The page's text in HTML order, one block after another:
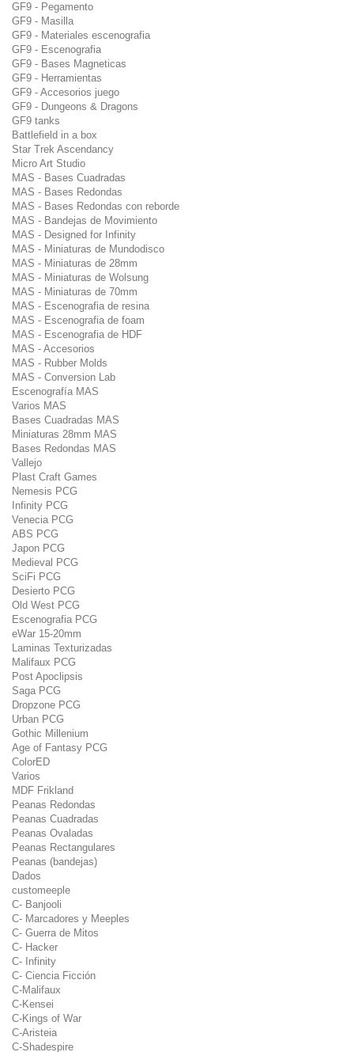
GF9 - Pegamento
GF9 - Masilla
GF9 - Materiales escenografia
GF9 - Escenografia
GF9 - Bases Magneticas
GF9 - Herramientas
GF9 - Accesorios juego
GF9 - Dungeons & Dragons
GF9 tanks
Battlefield in a box
Star Trek Ascendancy
Micro Art Studio
MAS - Bases Cuadradas
MAS - Bases Redondas
MAS - Bases Redondas con reborde
MAS - Bandejas de Movimiento
MAS - Designed for Infinity
MAS - Miniaturas de Mundodisco
MAS - Miniaturas de 28mm
MAS - Miniaturas de Wolsung
MAS - Miniaturas de 70mm
MAS - Escenografia de resina
MAS - Escenografia de foam
MAS - Escenografia de HDF
MAS - Accesorios
MAS - Rubber Molds
MAS - Conversion Lab
Escenografía MAS
Varios MAS
Bases Cuadradas MAS
Miniaturas 28mm MAS
Bases Redondas MAS
Vallejo
Plast Craft Games
Nemesis PCG
Infinity PCG
Venecia PCG
ABS PCG
Japon PCG
Medieval PCG
SciFi PCG
Desierto PCG
Old West PCG
Escenografia PCG
eWar 15-20mm
Laminas Texturizadas
Malifaux PCG
Post Apoclipsis
Saga PCG
Dropzone PCG
Urban PCG
Gothic Millenium
Age of Fantasy PCG
ColorED
Varios
MDF Frikland
Peanas Redondas
Peanas Cuadradas
Peanas Ovaladas
Peanas Rectangulares
Peanas (bandejas)
Dados
customeeple
C- Banjooli
C- Marcadores y Meeples
C- Guerra de Mitos
C- Hacker
C- Infinity
C- Ciencia Ficción
C-Malifaux
C-Kensei
C-Kings of War
C-Aristeia
C-Shadespire